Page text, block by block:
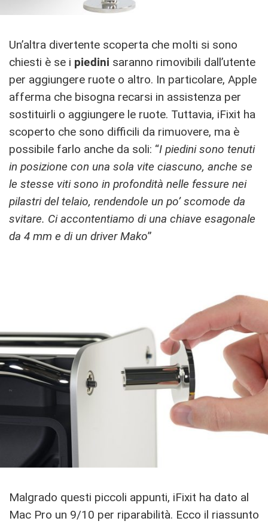
Un’altra divertente scoperta che molti si sono
chiesti è se i piedini saranno rimovibili dall’utente
per aggiungere ruote o altro. In particolare, Apple
afferma che bisogna recarsi in assistenza per
sostituirli o aggiungere le ruote. Tuttavia, iFixit ha
scoperto che sono difficili da rimuovere, ma è
possibile farlo anche da soli: “I piedini sono tenuti
in posizione con una sola vite ciascuno, anche se
le stesse viti sono in profondità nelle fessure nei
pilastri del telaio, rendendole un po’ scomode da
svitare. Ci accontentiamo di una chiave esagonale
da 4 mm e di un driver Mako”
Malgrado questi piccoli appunti, iFixit ha dato al
Mac Pro un 9/10 per riparabilità. Ecco il riassunto